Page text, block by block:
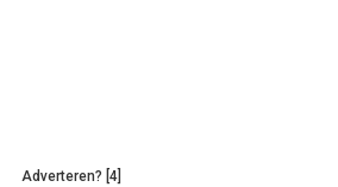
Adverteren? [4]